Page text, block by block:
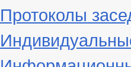
Протоколы